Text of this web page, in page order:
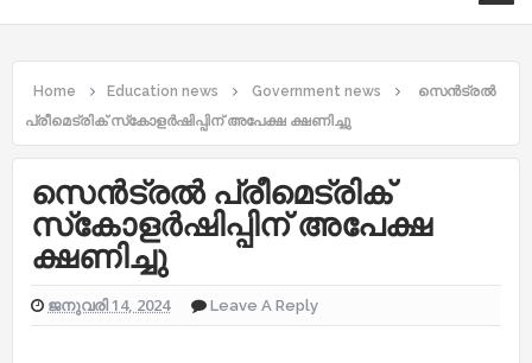
Home Education news Government news
സെന്‍ട്രല്‍
പ്രീമെട്രിക് സ്‌കോളര്‍ഷിപ്പിന് അപേക്ഷ ക്ഷണിച്ചു
സെന്‍ട്രല്‍ പ്രീമെട്രിക്
സ്‌കോളര്‍ഷിപ്പിന് അപേക്ഷ
ക്ഷണിച്ചു
ജനുവരി 14, 2024 Leave A Reply